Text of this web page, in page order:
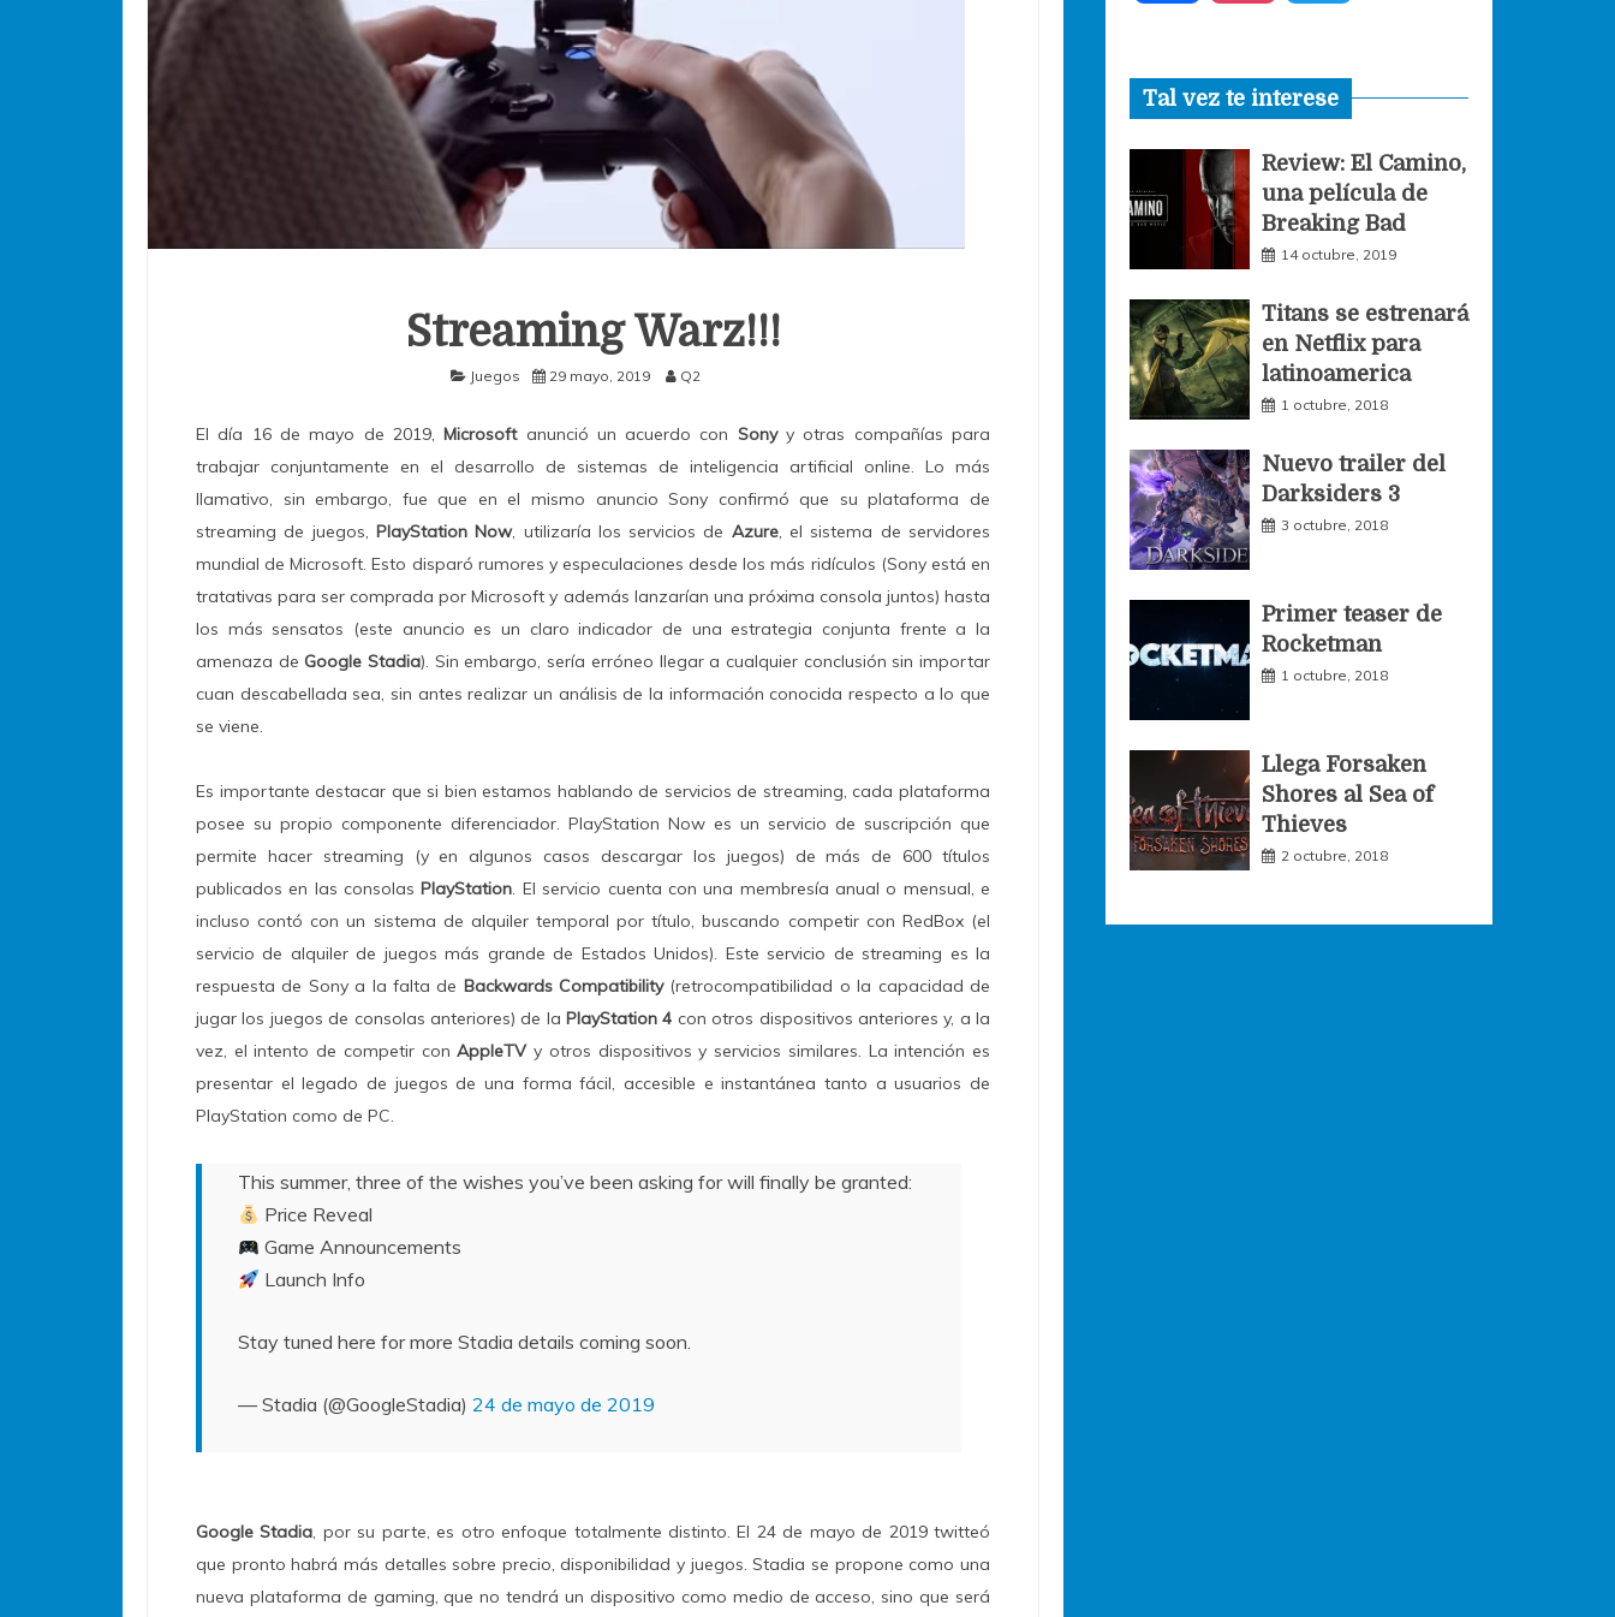
Streaming Warz!!!
Juegos 29 mayo, 2019 Q2
El día 16 de mayo de 2019,Microsoftanunció un acuerdo con Sonyy otras compañías para
trabajar conjuntamente en el desarrollo de sistemas de inteligencia artificial online. Lo más
llamativo, sin embargo, fue que en el mismo anuncio Sony confirmó que su plataforma de
streaming de juegos, PlayStation Now, utilizaría los servicios de Azure, el sistema de servidores
mundial de Microsoft. Esto disparó rumores y especulaciones desde los más ridículos (Sony está en
tratativas para ser comprada por Microsoft y además lanzarían una próxima consola juntos) hasta
los más sensatos (este anuncio es un claro indicador de una estrategia conjunta frente a la
amenaza deGoogle Stadia). Sin embargo, sería erróneo llegar a cualquier conclusión sin importar
cuan descabellada sea, sin antes realizar un análisis de la información conocida respecto a lo que
se viene.
Es importante destacar que si bien estamos hablando de servicios de streaming, cada plataforma
posee su propio componente diferenciador. PlayStation Now es un servicio de suscripción que
permite hacer streaming (y en algunos casos descargar los juegos) de más de 600 títulos
publicados en las consolasPlayStation. El servicio cuenta con una membresía anual o mensual, e
incluso contó con un sistema de alquiler temporal por título, buscando competir con RedBox (el
servicio de alquiler de juegos más grande de Estados Unidos). Este servicio de streaming es la
respuesta de Sony a la falta de Backwards Compatibility(retrocompatibilidad o la capacidad de
jugar los juegos de consolas anteriores) de la PlayStation 4 con otros dispositivos anteriores y, a la
vez, el intento de competir conAppleTVy otros dispositivos y servicios similares. La intención es
presentar el legado de juegos de una forma fácil, accesible e instantánea tanto a usuarios de
PlayStation como de PC.
This summer, three of the wishes you’ve been asking for will finally be granted:
Price Reveal
Game Announcements
Launch Info
Stay tuned here for more Stadia details coming soon.
— Stadia (@GoogleStadia) 24 de mayo de 2019
Google Stadia, por su parte, es otro enfoque totalmente distinto. El 24 de mayo de 2019 twitteó
que pronto habrá más detalles sobre precio, disponibilidad y juegos. Stadia se propone como una
nueva plataforma de gaming, que no tendrá un dispositivo como medio de acceso, sino que será
c
e
b
o
o
s
t
a
g
r
m
i
t
t
r
Tal vez te interese
Review: El Camino,
una película de
Breaking Bad
14 octubre, 2019
Titans se estrenará
en Netflix para
latinoamerica
1 octubre, 2018
Nuevo trailer del
Darksiders 3
3 octubre, 2018
Primer teaser de
Rocketman
1 octubre, 2018
Llega Forsaken
Shores al Sea of
Thieves
2 octubre, 2018